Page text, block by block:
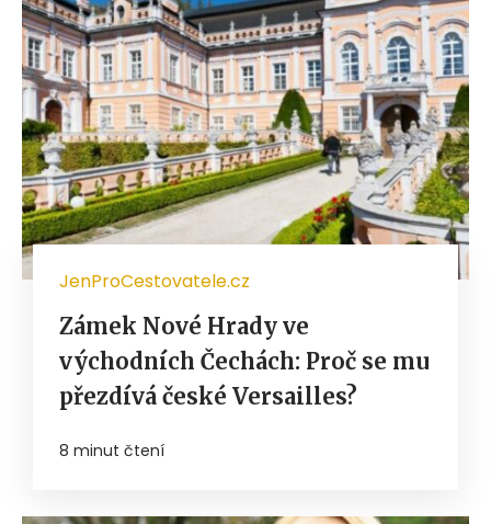
JenProCestovatele.cz
Zámek Nové Hrady ve
východních Čechách: Proč se mu
přezdívá české Versailles?
8 minut čtení